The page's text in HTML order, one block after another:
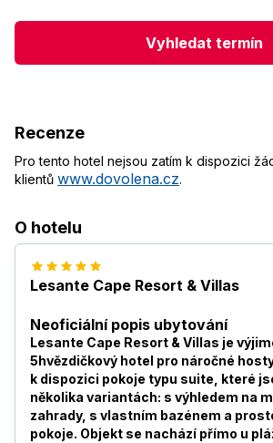
Vyhledat termín
Recenze
Pro tento hotel nejsou zatím k dispozici
klientů www.dovolena.cz.
O hotelu
Lesante Cape Resort & Villas
Neoficiální popis ubytování
Lesante Cape Resort & Villas je
5hvězdičkový hotel pro náročné
k dispozici pokoje typu suite, které
několika variantách: s výhledem na
zahrady, s vlastním bazénem a
pokoje. Objekt se nachází přímo u